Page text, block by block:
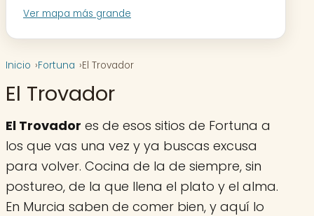
Ver mapa más grande
Inicio Fortuna El Trovador
El Trovador
El Trovador es de esos sitios de Fortuna a
los que vas una vez y ya buscas excusa
para volver. Cocina de la de siempre, sin
postureo, de la que llena el plato y el alma.
En Murcia saben de comer bien, y aquí lo